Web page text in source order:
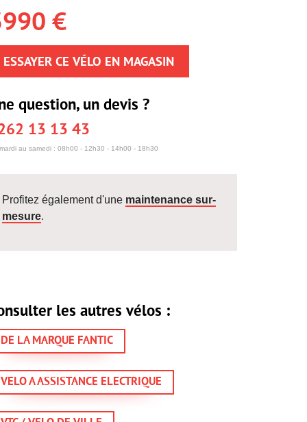
€
ESSAYER CE VÉLO EN MAGASIN
question, un devis ?
13 13 43
au samedi : 08h00 - 12h30 - 14h00 - 18h30
Profitez également d'une maintenance sur-
mesure.
les autres vélos :
DE LA MARQUE FANTIC
VELO A ASSISTANCE ELECTRIQUE